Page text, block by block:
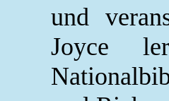
und
Joyce